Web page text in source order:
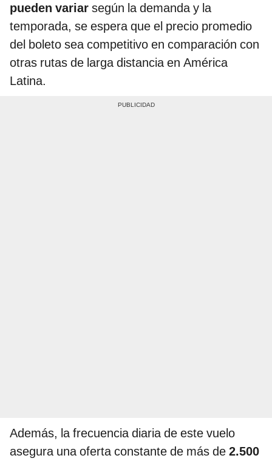
pueden variar según la demanda y la
temporada, se espera que el precio promedio
del boleto sea competitivo en comparación con
otras rutas de larga distancia en América
Latina.
Además, la frecuencia diaria de este vuelo
asegura una oferta constante de más de 2.500